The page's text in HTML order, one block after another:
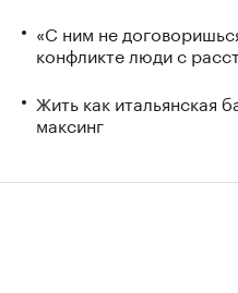
«С ним не
конфликте люди с
Жить как итальянская
максинг